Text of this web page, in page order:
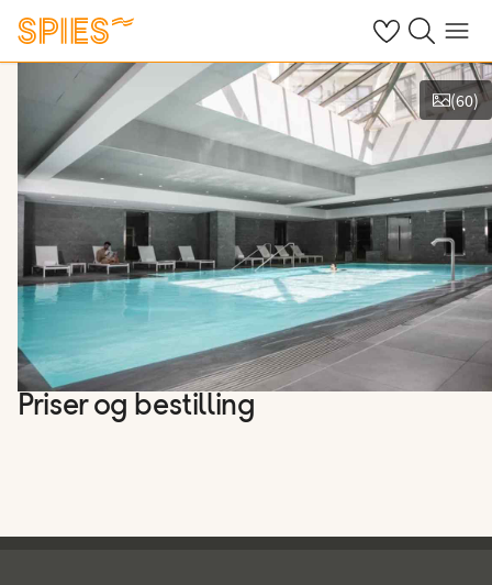
Se dine gemte
Søg påMenu
Vis billeder
(60)
Priser og bestilling